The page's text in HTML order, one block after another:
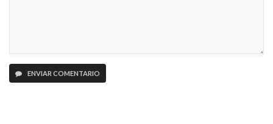
ENVIAR COMENTARIO